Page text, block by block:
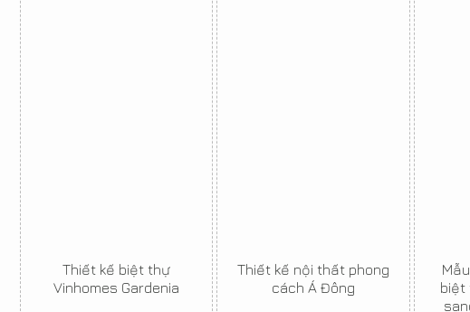
Thiết kế biệt thự
Vinhomes Gardenia
Thiết kế nội thất phong
cách Á Đông
biệt